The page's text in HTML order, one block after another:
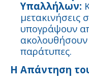
Υπαλλήλων:
μετακινήσεις
υπογράψουν
ακολουθήσουν
παράτυπες.
Η Απάντηση